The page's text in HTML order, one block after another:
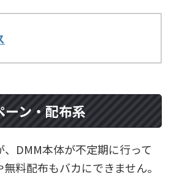
ン・配布系
、DMM本体が不定期に行って
料配布もバカにできません。